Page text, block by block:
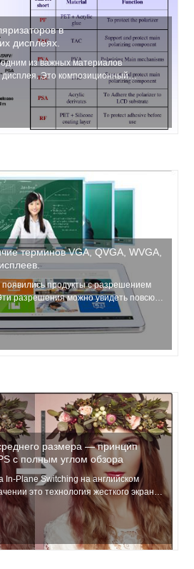
в
дисплеях.
из важных материалов
дисплея. Это композиционный
из пленки из поливинилового спирта
из ацетата целлюлозы (ТАЦ),
растяжения, нанесения
, ...
терминов VGA, QVGA, WVGA,
продукты с разрешением
разрешения можно увидеть повсюду
телефона. Ниже приводится
VGA, QVGA, WVGA и HVGA.
размера — принцип
с полным углом обзора
In-Plane Switching на английском
это технология жесткого экрана
широко известная как «жесткий
технология ЖК-панелей в мире.
в более популярных мобильных